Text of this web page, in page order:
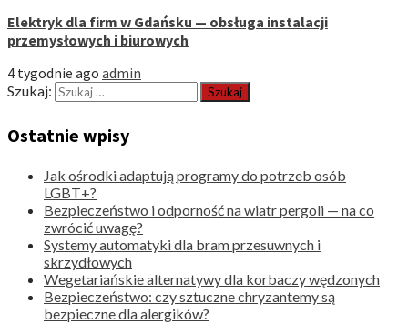
Elektryk dla firm w Gdańsku — obsługa instalacji
przemysłowych i biurowych
4 tygodnie ago admin
Szukaj:
Ostatnie wpisy
Jak ośrodki adaptują programy do potrzeb osób
LGBT+?
Bezpieczeństwo i odporność na wiatr pergoli — na co
zwrócić uwagę?
Systemy automatyki dla bram przesuwnych i
skrzydłowych
Wegetariańskie alternatywy dla korbaczy wędzonych
Bezpieczeństwo: czy sztuczne chryzantemy są
bezpieczne dla alergików?